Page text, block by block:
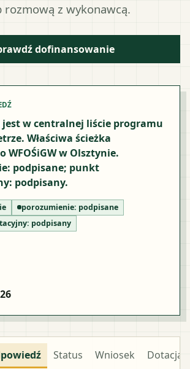
z wykonawcą.
dofinansowanie
jest w centralnej liście programu
Właściwa ścieżka
WFOŚiGW w Olsztynie.
podpisane; punkt
podpisany.
porozumienie: podpisane
podpisany
Status Wniosek Dotacja